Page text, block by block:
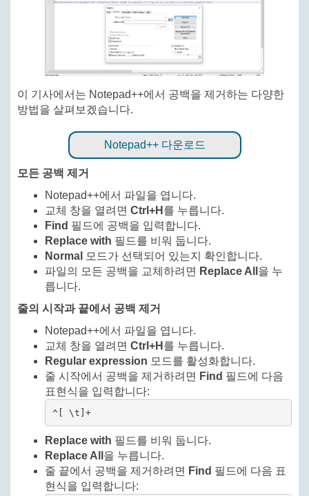
이 기사에서는 Notepad++에서 공백을 제거하는 다양한
방법을 살펴보겠습니다.
Notepad++ 다운로드
모든 공백 제거
Notepad++에서 파일을 엽니다.
교체 창을 열려면 Ctrl+H 를 누릅니다.
Find 필드에 공백을 입력합니다.
Replace with 필드를 비워 둡니다.
Normal
모드가 선택되어 있는지 확인합니다.
파일의 모든 공백을 교체하려면 Replace All 을 누
릅니다.
줄의 시작과 끝에서 공백 제거
Notepad++에서 파일을 엽니다.
교체 창을 열려면 Ctrl+H 를 누릅니다.
Regular expression 모드를 활성화합니다.
줄 시작에서 공백을 제거하려면 Find 필드에 다음
표현식을 입력합니다:
^[ \t]+
Replace with 필드를 비워 둡니다.
Replace All 을 누릅니다.
줄 끝에서 공백을 제거하려면 Find 필드에 다음 표
현식을 입력합니다: